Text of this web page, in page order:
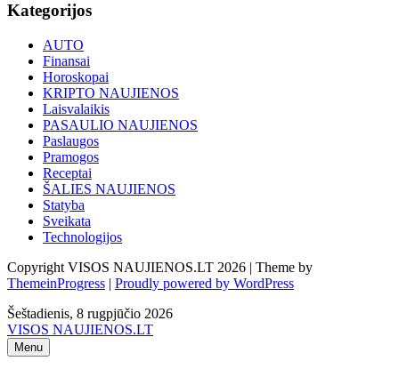
Kategorijos
AUTO
Finansai
Horoskopai
KRIPTO NAUJIENOS
Laisvalaikis
PASAULIO NAUJIENOS
Paslaugos
Pramogos
Receptai
ŠALIES NAUJIENOS
Statyba
Sveikata
Technologijos
Copyright VISOS NAUJIENOS.LT 2026 | Theme by
ThemeinProgress | Proudly powered by WordPress
Šeštadienis, 8 rugpjūčio 2026
VISOS NAUJIENOS.LT
Menu